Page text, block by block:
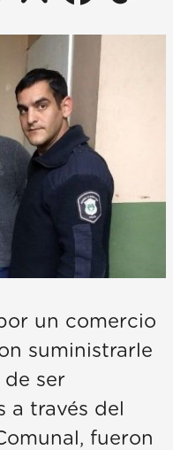
un comercio
suministrarle
de ser
a través del
fueron